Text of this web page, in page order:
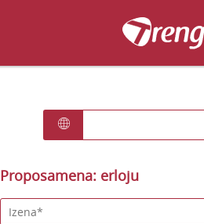
Proposamena: erloju